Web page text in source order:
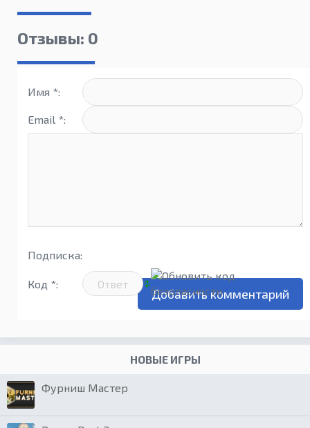
Отзывы: 0
Имя *:
Email *:
Подписка:
Код *:
НОВЫЕ ИГРЫ
Фурниш Мастер